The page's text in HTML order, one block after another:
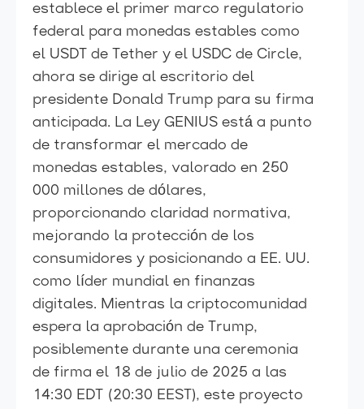
establece el primer marco regulatorio
federal para monedas estables como
el USDT de Tether y el USDC de Circle,
ahora se dirige al escritorio del
presidente Donald Trump para su firma
anticipada. La Ley GENIUS está a punto
de transformar el mercado de
monedas estables, valorado en 250
000 millones de dólares,
proporcionando claridad normativa,
mejorando la protección de los
consumidores y posicionando a EE. UU.
como líder mundial en finanzas
digitales. Mientras la criptocomunidad
espera la aprobación de Trump,
posiblemente durante una ceremonia
de firma el 18 de julio de 2025 a las
14:30 EDT (20:30 EEST), este proyecto